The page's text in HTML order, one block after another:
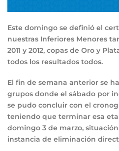
Este domingo se definió el
nuestras Inferiores Menores
2011 y 2012, copas de Oro y
todos los resultados todos.
El fin de semana anterior se
grupos donde el sábado por
se pudo concluir con el
teniendo que terminar esa
domingo 3 de marzo,
instancia de eliminación